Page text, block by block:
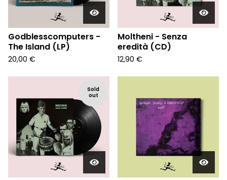
Godblesscomputers -
The Island (LP)
20,00 €
Moltheni - Senza
eredità (CD)
12,90 €
Sold
out